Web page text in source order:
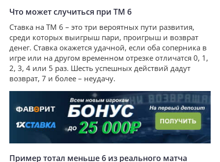
Что может случиться при ТМ 6
Ставка на ТМ 6 – это три вероятных пути развития,
среди которых выигрыш пари, проигрыш и возврат
денег. Ставка окажется удачной, если оба соперника в
игре или на другом временном отрезке отличатся 0, 1,
2, 3, 4 или 5 раз. Шесть успешных действий дадут
возврат, 7 и более – неудачу.
Пример тотал меньше 6 из реального матча